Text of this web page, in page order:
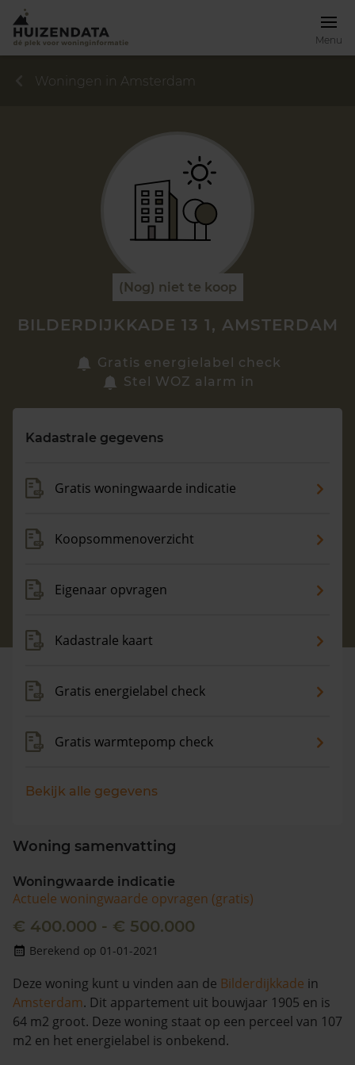
Menu
Zoek een woning
Maandag t/m vrijdag - 08:00 -18:00
Woningen in Amsterdam
(Nog) niet te koop
BILDERDIJKKADE 13 1, AMSTERDAM
Gratis energielabel check
Stel WOZ alarm in
Kadastrale gegevens
Gratis woningwaarde indicatie
Koopsommenoverzicht
Eigenaar opvragen
Kadastrale kaart
Gratis energielabel check
Gratis warmtepomp check
Bekijk alle gegevens
Woning samenvatting
Woningwaarde indicatie
Actuele woningwaarde opvragen (gratis)
€ 400.000 - € 500.000
Berekend op 01-01-2021
Deze woning kunt u vinden aan de Bilderdijkkade in
Amsterdam. Dit appartement uit bouwjaar 1905 en is
64 m2 groot. Deze woning staat op een perceel van 107
m2 en het energielabel is onbekend.